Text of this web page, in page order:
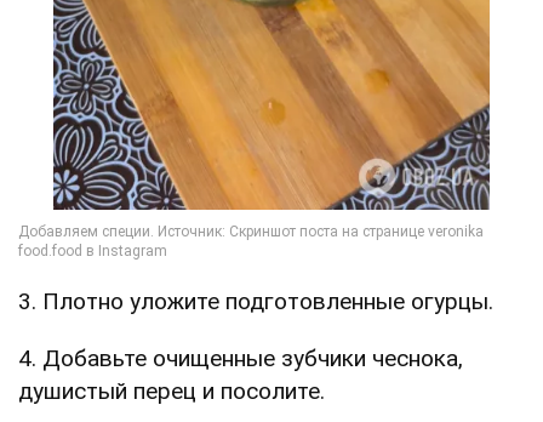
3. Плотно уложите подготовленные огурцы.
4. Добавьте очищенные зубчики чеснока,
душистый перец и посолите.